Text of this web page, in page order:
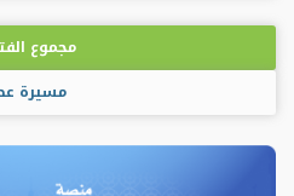
مجموع
مسيرة